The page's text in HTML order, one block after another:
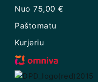
Nuo 75,00 €
Paštomatu
Kurjeriu